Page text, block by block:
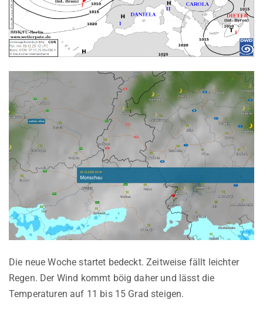
Die neue Woche startet bedeckt. Zeitweise fällt leichter
Regen. Der Wind kommt böig daher und lässt die
Temperaturen auf 11 bis 15 Grad steigen.